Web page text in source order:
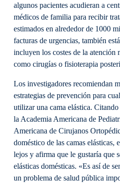
algunos pacientes acudieran a
médicos de familia para recibir
estimados en alrededor de 1000
facturas de urgencias, también
incluyen los costes de la atención
como cirugías o fisioterapia
Los investigadores recomiendan
estrategias de prevención para
utilizar una cama elástica.
la Academia Americana de
Americana de Cirujanos
doméstico de las camas elásticas,
lejos y afirma que le gustaría que
elásticas domésticas. «Es así de
un problema de salud pública